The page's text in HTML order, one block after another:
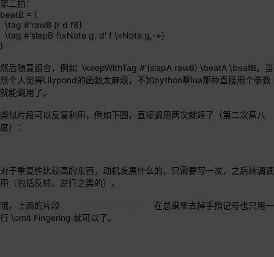
第二拍：
beatB = {
\tag #'rawB {r d f8}
\tag #'slapB {\xNote g, d' f \xNote g,-+}
}
然后随意组合，例如 \keepWithTag #'(slapA rawB) \beatA \beatB。当
然个人觉得Lilypond的函数太麻烦，不如python啊lua那种直接用个参数
就能调用了。
类似片段可以反复利用，例如下图，直接调用两次就好了（第二次高八
度）：
对于重复性比较高的东西，动机发展什么的，只需要写一次，之后转调调
用（包括反转、逆行之类的）。
哦，上面的片段
在总谱里去掉手指记号也只用一
行 \omit Fingering 就可以了。